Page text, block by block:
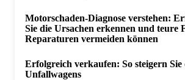
Motorschaden-Diagnose verstehen:
Sie die Ursachen erkennen und teure
Reparaturen vermeiden können
Erfolgreich verkaufen: So steigern
Unfallwagens